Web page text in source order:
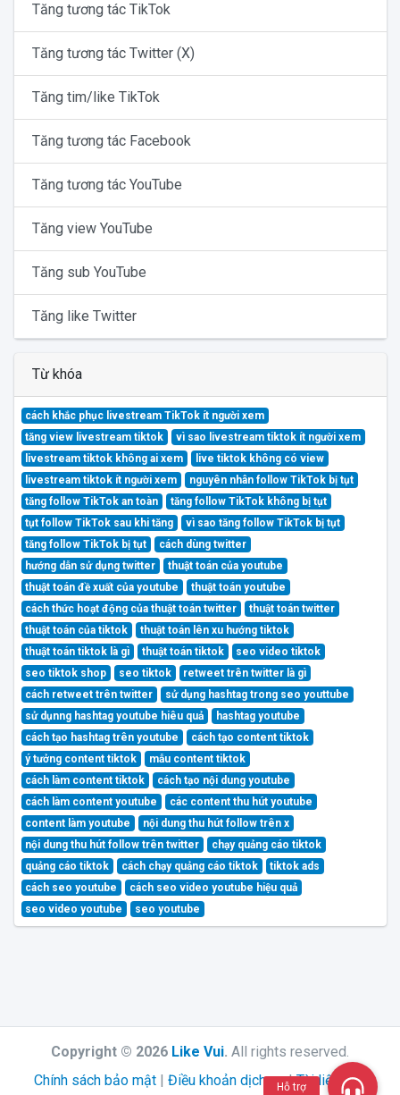
Tăng tương tác TikTok
Tăng tương tác Twitter (X)
Tăng tim/like TikTok
Tăng tương tác Facebook
Tăng tương tác YouTube
Tăng view YouTube
Tăng sub YouTube
Tăng like Twitter
Từ khóa
cách khắc phục livestream TikTok ít người xem
tăng view livestream tiktok
vì sao livestream tiktok ít người xem
livestream tiktok không ai xem
live tiktok không có view
livestream tiktok ít người xem
nguyên nhân follow TikTok bị tụt
tăng follow TikTok an toàn
tăng follow TikTok không bị tụt
tụt follow TikTok sau khi tăng
vì sao tăng follow TikTok bị tụt
tăng follow TikTok bị tụt
cách dùng twitter
hướng dẫn sử dụng twitter
thuật toán của youtube
thuật toán đề xuất của youtube
thuật toán youtube
cách thức hoạt động của thuật toán twitter
thuật toán twitter
thuật toán của tiktok
thuật toán lên xu hướng tiktok
thuật toán tiktok là gì
thuật toán tiktok
seo video tiktok
seo tiktok shop
seo tiktok
retweet trên twitter là gì
cách retweet trên twitter
sử dụng hashtag trong seo youttube
sử dụnng hashtag youtube hiêu quả
hashtag youtube
cách tạo hashtag trên youtube
cách tạo content tiktok
ý tưởng content tiktok
mẫu content tiktok
cách làm content tiktok
cách tạo nội dung youtube
cách làm content youtube
các content thu hút youtube
content làm youtube
nội dung thu hút follow trên x
nội dung thu hút follow trên twitter
chạy quảng cáo tiktok
quảng cáo tiktok
cách chạy quảng cáo tiktok
tiktok ads
cách seo youtube
cách seo video youtube hiệu quả
seo video youtube
seo youtube
Copyright © 2026 Like Vui. All rights reserved.
Chính sách bảo mật | Điều khoản dịch vụ|Tài liệu API
Hỗ trợ